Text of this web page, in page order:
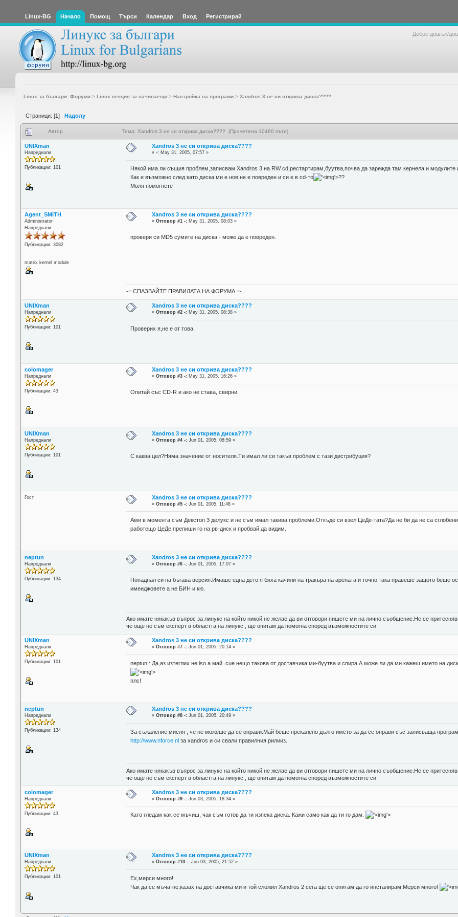
Linux-BG Начало Помощ Търси Календар Вход Регистрирай
Добре дошъл/
Linux за българи: Форуми> Linux секция за начинаещи> Настройка на програми> Xandros 3 не си открива диска????
Страници: [1] Надолу
Автор Тема: Xandros 3 не си открива диска???? (Прочетена 10460 пъти)
UNIXman
Напреднали
Публикации: 101
Xandros 3 не си открива диска????
«-: May 31, 2005, 07:57 »
Някой има ли същия проблем,записвам Xandros 3 на RW cd,рестартирам,буутва,почва да зарежда там кернела и
Как е възможно след като диска ми е нов,не е повреден и си е в cd-то
'>??
Моля помогнете
Agent_SMITH
Administrator
Напреднали
Публикации: 3082
matrix kernel module
Xandros 3 не си открива диска????
«Отговор #1 -: May 31, 2005, 08:03 »
провери си MD5 сумите на диска - може да е повреден.
-= СПАЗВАЙТЕ ПРАВИЛАТА НА ФОРУМА =-
UNIXman
Напреднали
Публикации: 101
Xandros 3 не си открива диска????
«Отговор #2 -: May 31, 2005, 08:38 »
Проверих я,не е от това.
colomager
Напреднали
Публикации: 43
Xandros 3 не си открива диска????
«Отговор #3 -: May 31, 2005, 16:26 »
Опитай със CD-R и ако не става, свирни.
UNIXman
Напреднали
Публикации: 101
Xandros 3 не си открива диска????
«Отговор #4 -: Jun 01, 2005, 08:59 »
С каква цел?Няма значение от носителя.Ти имал ли си такъв проблем с тази дистрибуция?
Гост Xandros 3 не си открива диска????
«Отговор #5 -: Jun 01, 2005, 11:48 »
Ами в момента съм Декстоп 3 делукс и не съм имал такива проблеми.Откъде си взел ЦеДе-тата?Да не би да не са
работещо ЦеДе,препиши го на рв-диск и пробвай да видим.
neptun
Напреднали
Публикации: 134
Xandros 3 не си открива диска????
«Отговор #6 -: Jun 01, 2005, 17:07 »
Попаднал си на бъгава версия.Имаше една дето я бяха качили на тракъра на арената и точно така правеше защото беше
имеиджовете а не БИН и кю.
Ако имате някакъв въпрос за линукс на който никой не желае да ви отговори пишете ми на лично съобщение.Не се
че още не съм експерт в областта на линукс , ще опитам да помогна според възможностите си.
UNIXman
Напреднали
Публикации: 101
Xandros 3 не си открива диска????
«Отговор #7 -: Jun 01, 2005, 20:14 »
neptun : Да,аз изтеглих не iso а май .cue нещо такова от доставчика ми-буутва и спира.А може ли да ми кажеш името на
'>
плс!
neptun
Напреднали
Публикации: 134
Xandros 3 не си открива диска????
«Отговор #8 -: Jun 01, 2005, 20:49 »
За съжаление мисля , че не можеше да се оправи.Май беше прекалено дълго името за да се оправи със записваща
http://www.nforce.nl за xandros и си свали правилния рилииз.
Ако имате някакъв въпрос за линукс на който никой не желае да ви отговори пишете ми на лично съобщение.Не се
че още не съм експерт в областта на линукс , ще опитам да помогна според възможностите си.
colomager
Напреднали
Публикации: 43
Xandros 3 не си открива диска????
«Отговор #9 -: Jun 03, 2005, 18:34 »
Като гледам как се мъчиш, чак съм готов да ти изпека диска. Кажи само как да ти го дам. '>
UNIXman
Напреднали
Публикации: 101
Xandros 3 не си открива диска????
«Отговор #10 -: Jun 03, 2005, 21:52 »
Ех,мерси много!
Чак да се мъча-не,казах на доставчика ми и той сложил Xandros 2 сега ще се опитам да го инсталирам.Мерси много!